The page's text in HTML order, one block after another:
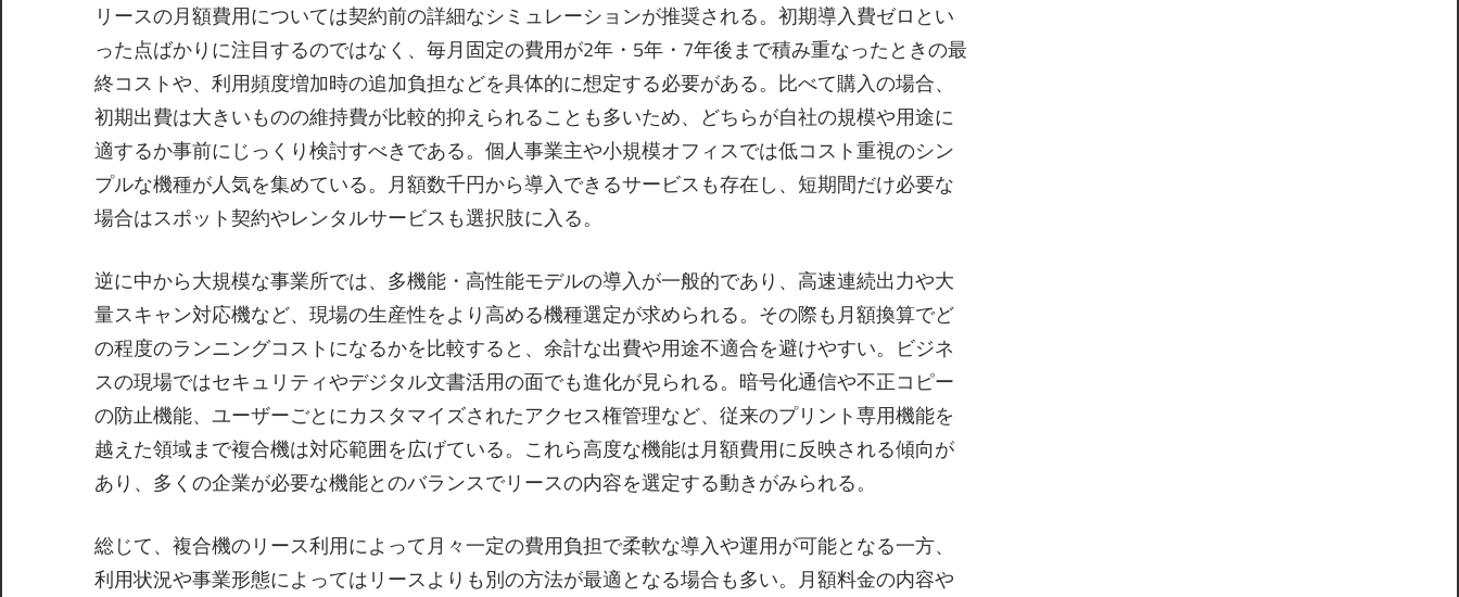
リースの月額費用については契約前の詳細なシミュレーションが推奨される。初期導入費ゼロとい
った点ばかりに注目するのではなく、毎月固定の費用が2年・5年・7年後まで積み重なったときの最
終コストや、利用頻度増加時の追加負担などを具体的に想定する必要がある。比べて購入の場合、
初期出費は大きいものの維持費が比較的抑えられることも多いため、どちらが自社の規模や用途に
適するか事前にじっくり検討すべきである。個人事業主や小規模オフィスでは低コスト重視のシン
プルな機種が人気を集めている。月額数千円から導入できるサービスも存在し、短期間だけ必要な
場合はスポット契約やレンタルサービスも選択肢に入る。
逆に中から大規模な事業所では、多機能・高性能モデルの導入が一般的であり、高速連続出力や大
量スキャン対応機など、現場の生産性をより高める機種選定が求められる。その際も月額換算でど
の程度のランニングコストになるかを比較すると、余計な出費や用途不適合を避けやすい。ビジネ
スの現場ではセキュリティやデジタル文書活用の面でも進化が見られる。暗号化通信や不正コピー
の防止機能、ユーザーごとにカスタマイズされたアクセス権管理など、従来のプリント専用機能を
越えた領域まで複合機は対応範囲を広げている。これら高度な機能は月額費用に反映される傾向が
あり、多くの企業が必要な機能とのバランスでリースの内容を選定する動きがみられる。
総じて、複合機のリース利用によって月々一定の費用負担で柔軟な導入や運用が可能となる一方、
利用状況や事業形態によってはリースよりも別の方法が最適となる場合も多い。月額料金の内容や